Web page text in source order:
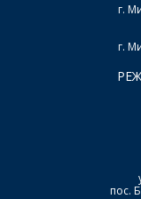
г.
г.
пос.